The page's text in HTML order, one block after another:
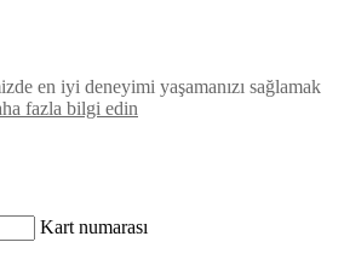
en iyi deneyimi yaşamanızı sağlamak
fazla bilgi edin
Kart numarası